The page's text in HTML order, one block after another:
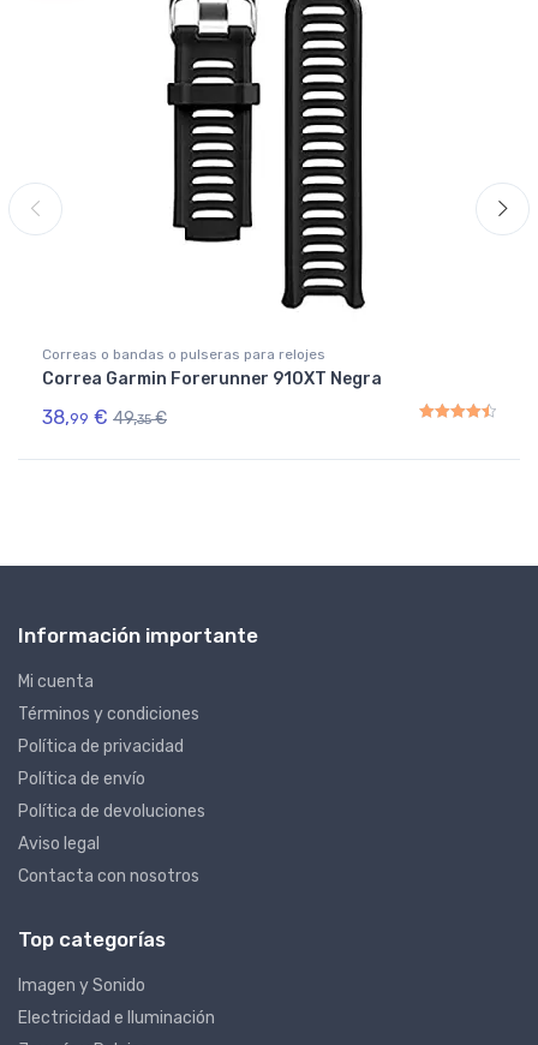
Correas o bandas o pulseras para relojes
Correa Garmin Forerunner 910XT Negra
38,99 € 49,35 €
Rated4.50out of 5
Información importante
Mi cuenta
Términos y condiciones
Política de privacidad
Política de envío
Política de devoluciones
Aviso legal
Contacta con nosotros
Top categorías
Imagen y Sonido
Electricidad e Iluminación